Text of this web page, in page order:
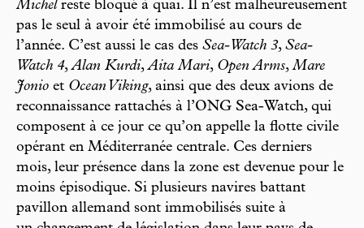
Michelreste bloqué à quai. Il n’est malheureusement
pas le seul à avoir été immobilisé au cours de
l’année. C’est aussi le cas des Sea-Watch 3, Sea-
Watch 4,Alan Kurdi,Aita Mari, Open Arms,Mare
Jonio et Ocean Viking, ainsi que des deux avions de
reconnaissance rattachés à l’ONG Sea-Watch, qui
composent à ce jour ce qu’on appelle la flotte civile
opérant en Méditerranée centrale. Ces derniers
mois, leur présence dans la zone est devenue pour le
moins épisodique. Si plusieurs navires battant
pavillon allemand sont immobilisés suite à